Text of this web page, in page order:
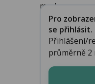
mechan...
Pro
se přihlásit.
Přihlášení/
průměrně 2